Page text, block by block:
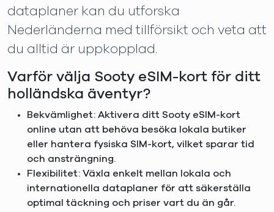
dataplaner kan du utforska
Nederländerna med tillförsikt och veta att
du alltid är uppkopplad.
Varför välja Sooty eSIM-kort för ditt
holländska äventyr?
Bekvämlighet: Aktivera ditt Sooty eSIM-kort
online utan att behöva besöka lokala butiker
eller hantera fysiska SIM-kort, vilket sparar tid
och ansträngning.
Flexibilitet: Växla enkelt mellan lokala och
internationella dataplaner för att säkerställa
optimal täckning och priser vart du än går.